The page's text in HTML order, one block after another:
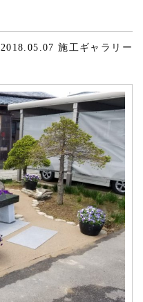
2018.05.07施工ギャラリー